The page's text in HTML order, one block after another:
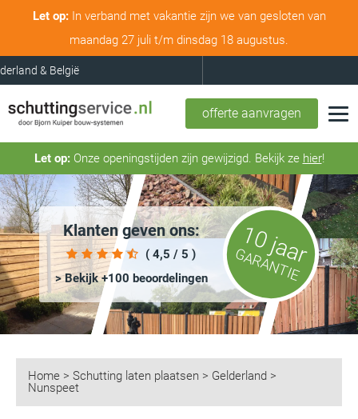
Let op:In verband met vakantie zijn we van gesloten van
maandag 27 juli t/m dinsdag 18 augustus.
offerte aanvragen
Let op:Onze openingstijden zijn gewijzigd. Bekijk ze hier!
Klanten geven ons:
( 4,5 / 5 )
> Bekijk +100 beoordelingen
10 jaar
GARANTIE
Home > Schutting laten plaatsen > Gelderland >
Nunspeet